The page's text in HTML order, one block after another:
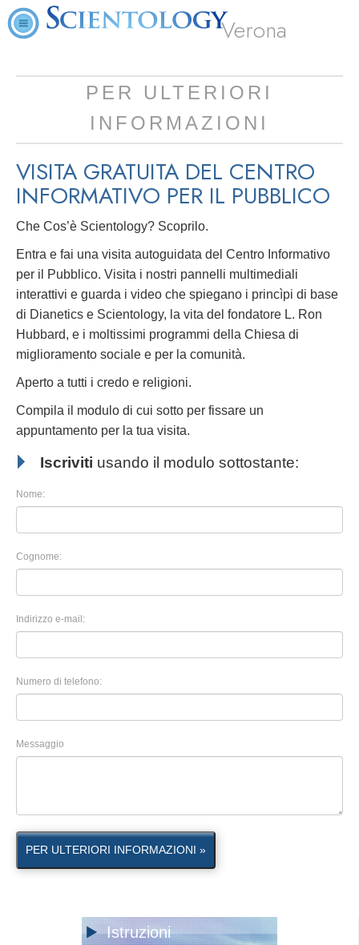
Verona
PER ULTERIORI
INFORMAZIONI
VISITA GRATUITA DEL CENTRO
INFORMATIVO PER IL PUBBLICO
Che Cos’è Scientology? Scoprilo.
Entra e fai una visita autoguidata del Centro Informativo
per il Pubblico. Visita i nostri pannelli multimediali
interattivi e guarda i video che spiegano i princìpi di base
di Dianetics e Scientology, la vita del fondatore L. Ron
Hubbard, e i moltissimi programmi della Chiesa di
miglioramento sociale e per la comunità.
Aperto a tutti i credo e religioni.
Compila il modulo di cui sotto per fissare un
appuntamento per la tua visita.
Iscriviti usando il modulo sottostante:
Nome:
Cognome:
Indirizzo e-mail:
Numero di telefono:
Messaggio
PER ULTERIORI INFORMAZIONI »
Istruzioni